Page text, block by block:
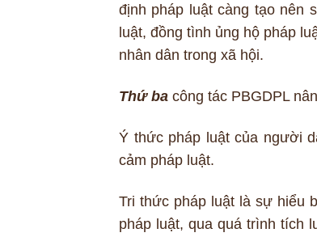
định pháp luật càng tạo nên
luật, đồng tình ủng hộ pháp
nhân dân trong xã hội.
Thứ ba công tác PBGDPL
Ý thức pháp luật của người
cảm pháp luật.
Tri thức pháp luật là sự hiểu
pháp luật, qua quá trình tích